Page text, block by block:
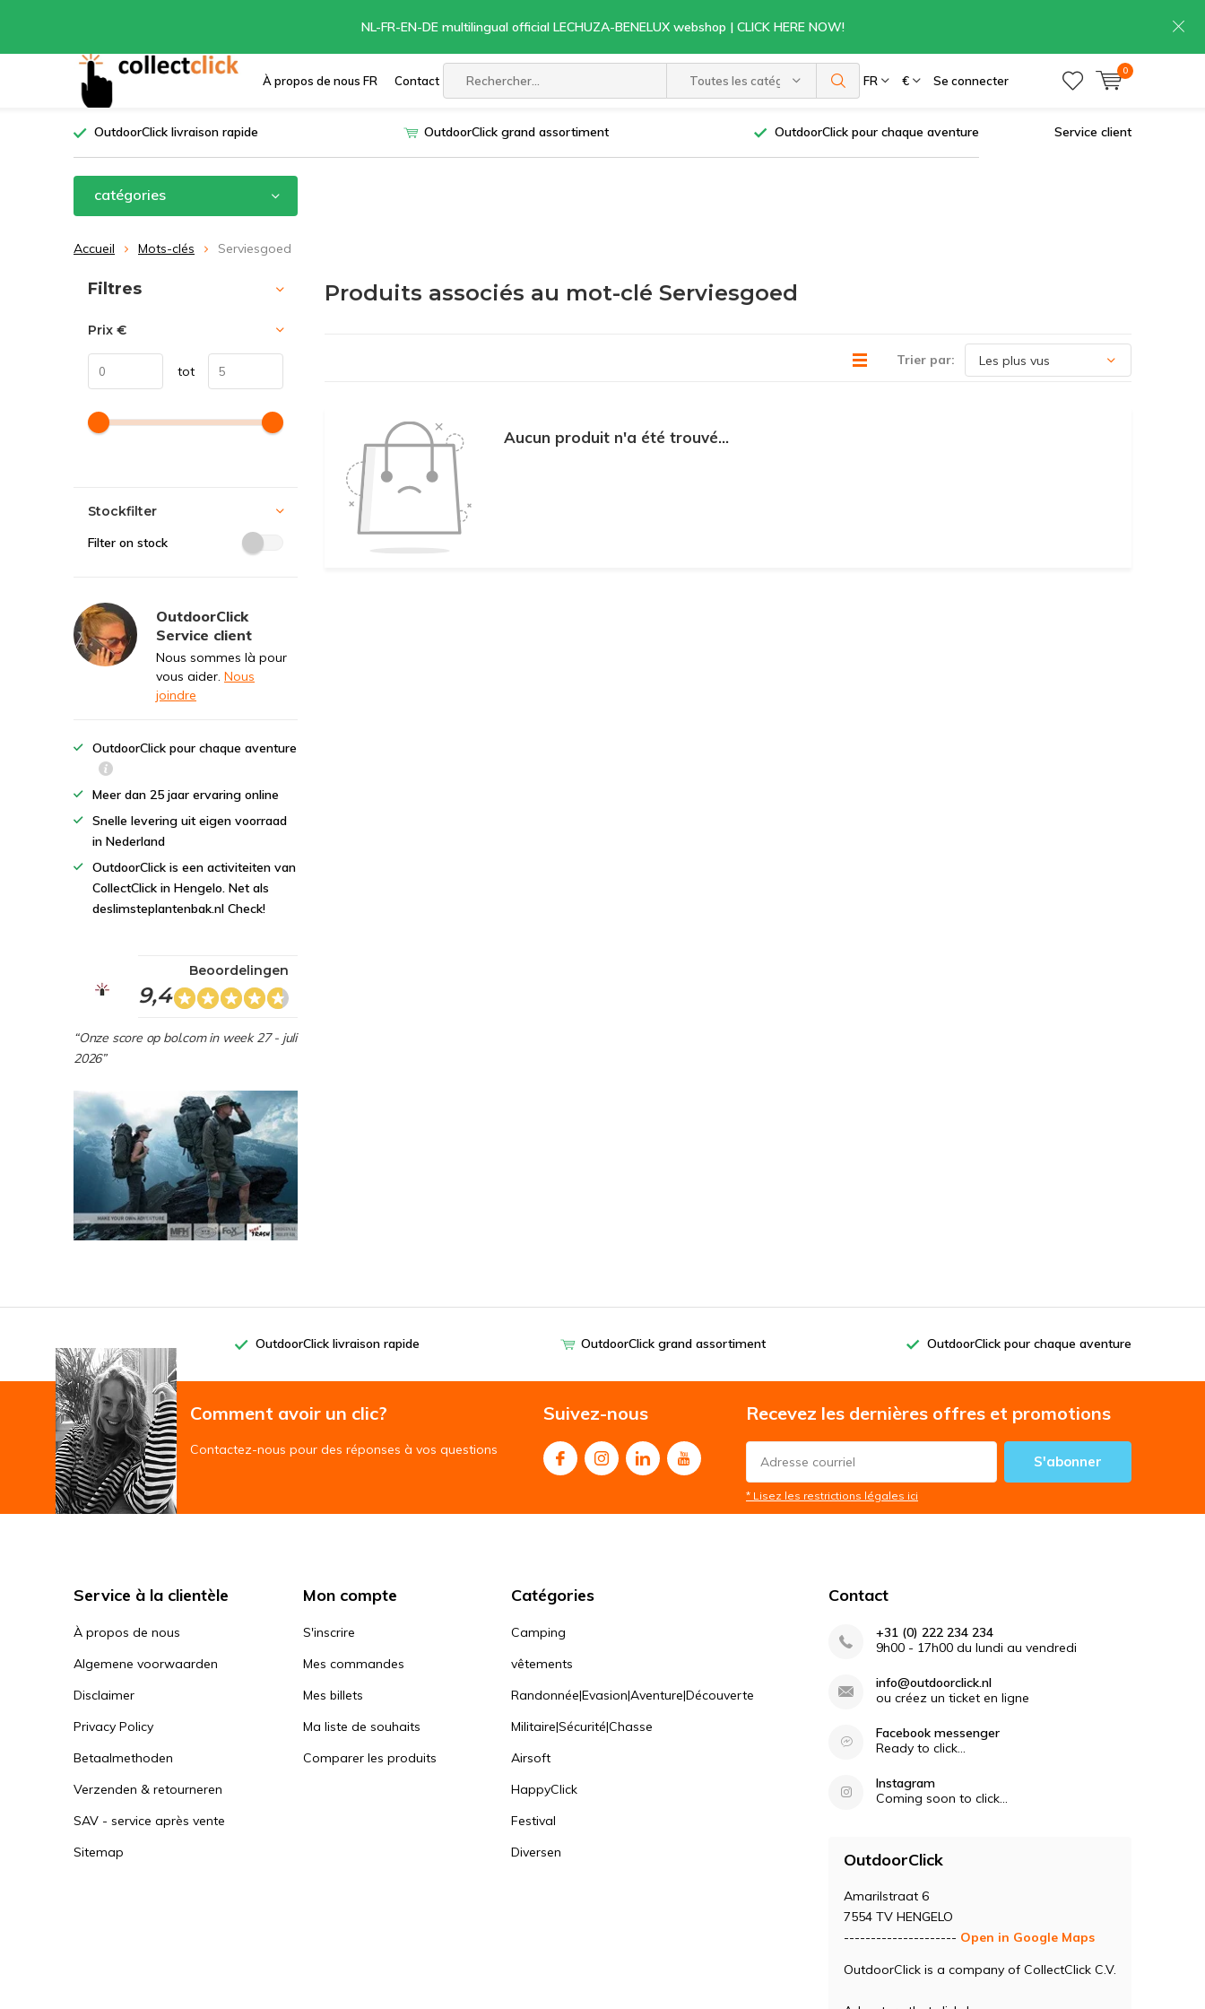
À propos de nous FR Contact Toutes les catégories FR € Se connecter
0
NL-FR-EN-DE multilingual official LECHUZA-BENELUX webshop | CLICK HERE NOW!
OutdoorClick livraison rapide OutdoorClick grand assortiment OutdoorClick pour chaque aventure Service client
catégories
Accueil Mots-clés Serviesgoed
Produits associés au mot-clé Serviesgoed
Trier par:
Aucun produit n'a été trouvé...
Trier par:
Filtres
Prix €
tot
Stockfilter
Filter on stock
OutdoorClick
Service client
Nous sommes là pour
vous aider. Nous
joindre
OutdoorClick pour chaque aventure
Meer dan 25 jaar ervaring online
Snelle levering uit eigen voorraad
in Nederland
OutdoorClick is een activiteiten van
CollectClick in Hengelo. Net als
deslimsteplantenbak.nl Check!
9,4
Beoordelingen
“Onze score op bol.com in week 27 - juli
2026”
OutdoorClick livraison rapide OutdoorClick grand assortiment OutdoorClick pour chaque aventure
Comment avoir un clic?
Contactez-nous pour des réponses à vos questions
Suivez-nous Recevez les dernières offres et promotions
S'abonner
* Lisez les restrictions légales ici
Service à la clientèle
À propos de nous
Algemene voorwaarden
Disclaimer
Privacy Policy
Betaalmethoden
Verzenden & retourneren
SAV - service après vente
Sitemap
Mon compte
S'inscrire
Mes commandes
Mes billets
Ma liste de souhaits
Comparer les produits
Catégories
Camping
vêtements
Randonnée|Evasion|Aventure|Découverte
Militaire|Sécurité|Chasse
Airsoft
HappyClick
Festival
Diversen
Contact
+31 (0) 222 234 234
9h00 - 17h00 du lundi au vendredi
info@outdoorclick.nl
ou créez un ticket en ligne
Facebook messenger
Ready to click...
Instagram
Coming soon to click...
OutdoorClick
Amarilstraat 6
7554 TV HENGELO
--------------------- Open in Google Maps
OutdoorClick is a company of CollectClick C.V.